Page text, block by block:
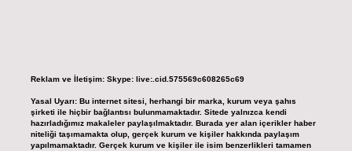
Reklam ve İletişim: Skype: live:.cid.575569c608265c69
Yasal Uyarı: Bu internet sitesi, herhangi bir marka, kurum veya şahıs
şirketi ile hiçbir bağlantısı bulunmamaktadır. Sitede yalnızca kendi
hazırladığımız makaleler paylaşılmaktadır. Burada yer alan içerikler haber
niteliği taşımamakta olup, gerçek kurum ve kişiler hakkında paylaşım
yapılmamaktadır. Gerçek kurum ve kişiler ile isim benzerlikleri tamamen